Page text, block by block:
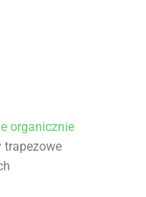
organicznie
trapezowe